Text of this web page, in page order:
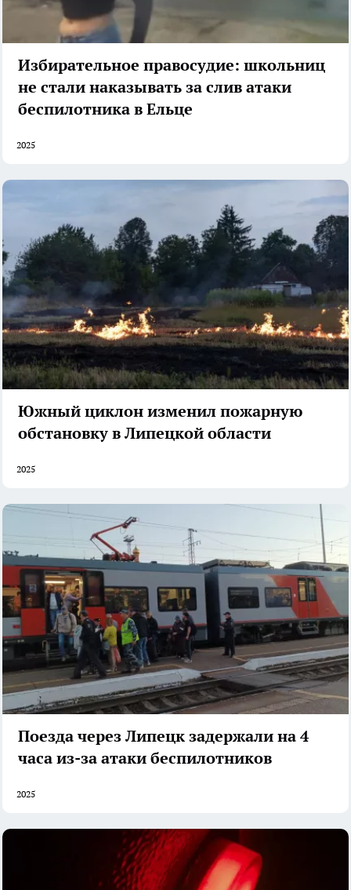
Избирательное правосудие: школьниц
не стали наказывать за слив атаки
беспилотника в Ельце
2025
Южный циклон изменил пожарную
обстановку в Липецкой области
2025
Поезда через Липецк задержали на 4
часа из-за атаки беспилотников
2025